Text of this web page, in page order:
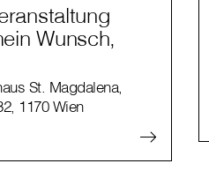
Wunsch,
St. Magdalena,
1170 Wien